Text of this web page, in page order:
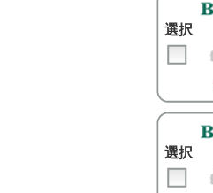
選択
選択